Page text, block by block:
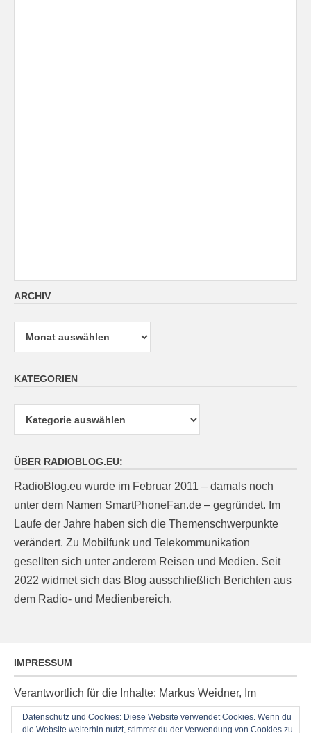
ARCHIV
Archiv
KATEGORIEN
ÜBER RADIOBLOG.EU:
RadioBlog.eu wurde im Februar 2011 – damals noch
unter dem Namen SmartPhoneFan.de – gegründet. Im
Laufe der Jahre haben sich die Themenschwerpunkte
verändert. Zu Mobilfunk und Telekommunikation
gesellten sich unter anderem Reisen und Medien. Seit
2022 widmet sich das Blog ausschließlich Berichten aus
dem Radio- und Medienbereich.
IMPRESSUM
Verantwortlich für die Inhalte: Markus Weidner, Im
Ziegelacker 20, D-63599 Biebergemünd, E-Mail:
post@radioblog.eu
Datenschutz und Cookies: Diese Website verwendet Cookies. Wenn du
die Website weiterhin nutzt, stimmst du der Verwendung von Cookies zu.